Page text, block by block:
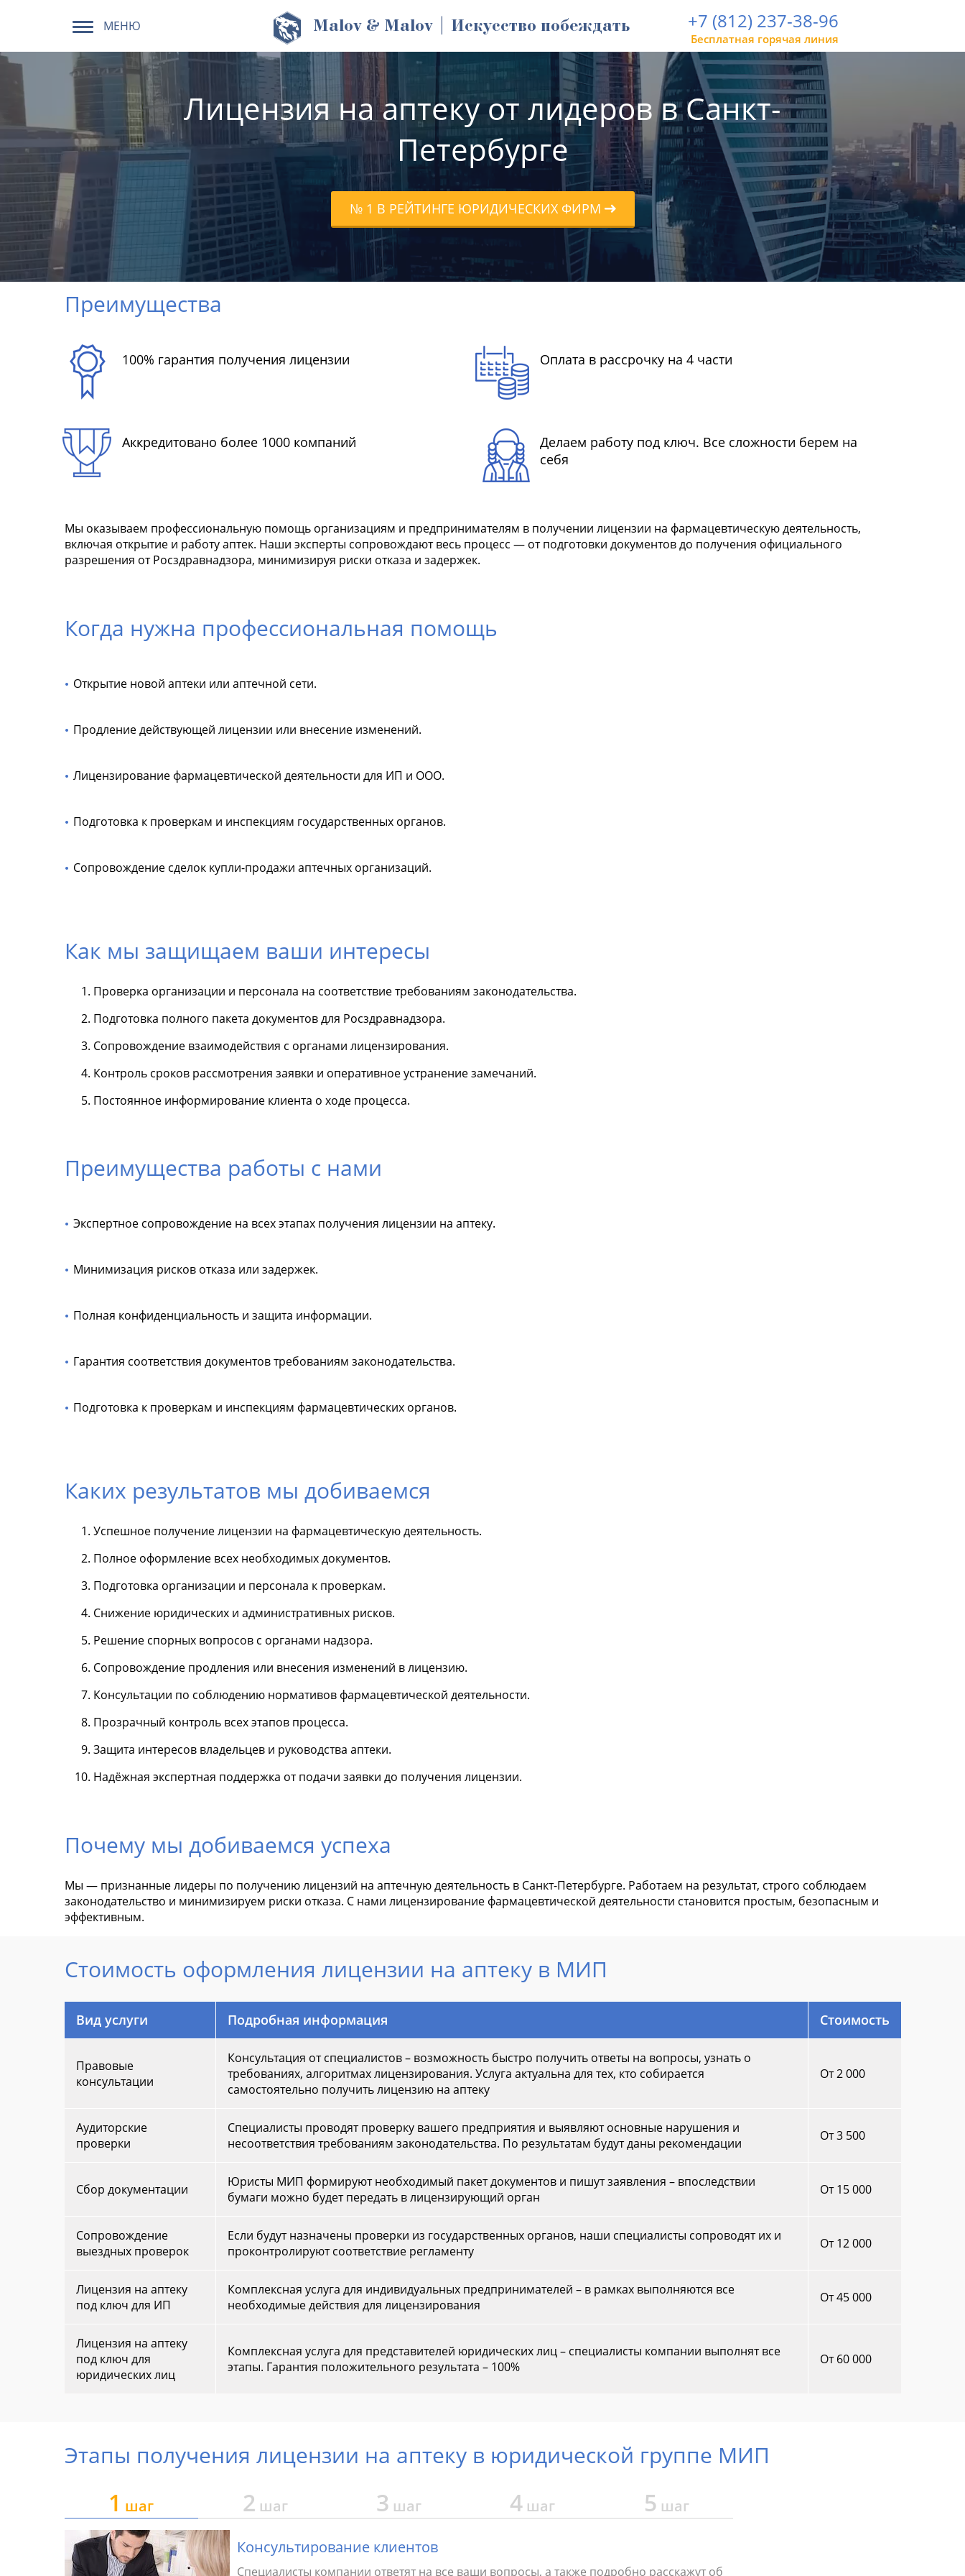
МЕНЮ Malov & Malov | Искусство побеждать +7 (812) 237-38-96
Бесплатная горячая линия
Лицензия на аптеку от лидеров в Санкт-
Петербурге
№ 1 В РЕЙТИНГЕ ЮРИДИЧЕСКИХ ФИРМ
Преимущества
100% гарантия получения лицензии Оплата в рассрочку на 4 части
Аккредитовано более 1000 компаний
Делаем работу под ключ. Все сложности берем на
себя
Мы оказываем профессиональную помощь организациям и предпринимателям в получении лицензии на фармацевтическую деятельность,
включая открытие и работу аптек. Наши эксперты сопровождают весь процесс — от подготовки документов до получения официального
разрешения от Росздравнадзора, минимизируя риски отказа и задержек.
Когда нужна профессиональная помощь
Открытие новой аптеки или аптечной сети.
Продление действующей лицензии или внесение изменений.
Лицензирование фармацевтической деятельности для ИП и ООО.
Подготовка к проверкам и инспекциям государственных органов.
Сопровождение сделок купли-продажи аптечных организаций.
Как мы защищаем ваши интересы
Проверка организации и персонала на соответствие требованиям законодательства.
Подготовка полного пакета документов для Росздравнадзора.
Сопровождение взаимодействия с органами лицензирования.
Контроль сроков рассмотрения заявки и оперативное устранение замечаний.
Постоянное информирование клиента о ходе процесса.
Преимущества работы с нами
Экспертное сопровождение на всех этапах получения лицензии на аптеку.
Минимизация рисков отказа или задержек.
Полная конфиденциальность и защита информации.
Гарантия соответствия документов требованиям законодательства.
Подготовка к проверкам и инспекциям фармацевтических органов.
Каких результатов мы добиваемся
Успешное получение лицензии на фармацевтическую деятельность.
Полное оформление всех необходимых документов.
Подготовка организации и персонала к проверкам.
Снижение юридических и административных рисков.
Решение спорных вопросов с органами надзора.
Сопровождение продления или внесения изменений в лицензию.
Консультации по соблюдению нормативов фармацевтической деятельности.
Прозрачный контроль всех этапов процесса.
Защита интересов владельцев и руководства аптеки.
Надёжная экспертная поддержка от подачи заявки до получения лицензии.
Почему мы добиваемся успеха
Мы — признанные лидеры по получению лицензий на аптечную деятельность в Санкт-Петербурге. Работаем на результат, строго соблюдаем
законодательство и минимизируем риски отказа. С нами лицензирование фармацевтической деятельности становится простым, безопасным и
эффективным.
Стоимость оформления лицензии на аптеку в МИП
Вид услуги Подробная информация Стоимость
Правовые
консультации
Консультация от специалистов – возможность быстро получить ответы на вопросы, узнать о
требованиях, алгоритмах лицензирования. Услуга актуальна для тех, кто собирается
самостоятельно получить лицензию на аптеку
От 2 000
Аудиторские
проверки
Специалисты проводят проверку вашего предприятия и выявляют основные нарушения и
несоответствия требованиям законодательства. По результатам будут даны рекомендации
От 3 500
Сбор документации
Юристы МИП формируют необходимый пакет документов и пишут заявления – впоследствии
бумаги можно будет передать в лицензирующий орган
От 15 000
Сопровождение
выездных проверок
Если будут назначены проверки из государственных органов, наши специалисты сопроводят их и
проконтролируют соответствие регламенту
От 12 000
Лицензия на аптеку
под ключ для ИП
Комплексная услуга для индивидуальных предпринимателей – в рамках выполняются все
необходимые действия для лицензирования
От 45 000
Лицензия на аптеку
под ключ для
юридических лиц
Комплексная услуга для представителей юридических лиц – специалисты компании выполнят все
этапы. Гарантия положительного результата – 100%
От 60 000
Этапы получения лицензии на аптеку в юридической группе МИП
1 шаг 2 шаг 3 шаг 4 шаг 5 шаг
Консультирование клиентов
Специалисты компании ответят на все ваши вопросы, а также подробно расскажут об